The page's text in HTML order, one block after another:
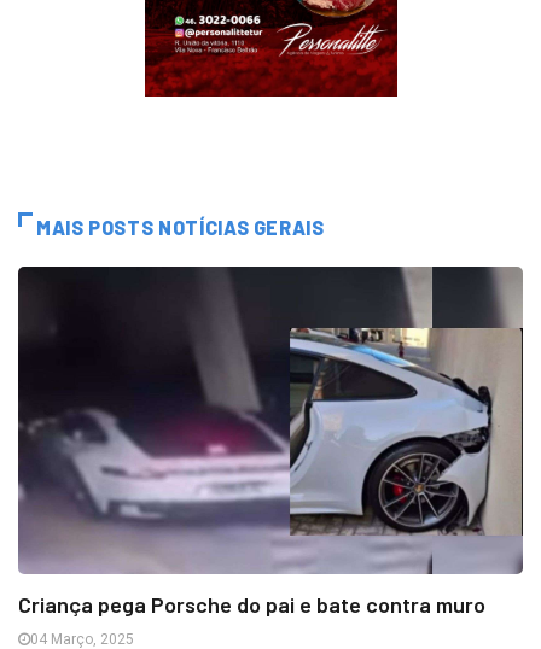
MAIS POSTS NOTÍCIAS GERAIS
Criança pega Porsche do pai e bate contra muro
04 Março, 2025